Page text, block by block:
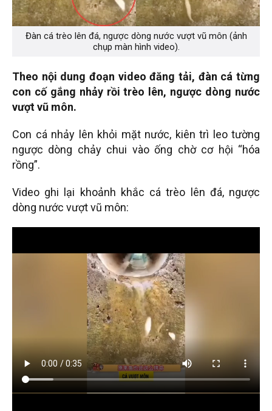
Đàn cá trèo lên đá, ngược dòng nước vượt vũ môn (ảnh
chụp màn hình video).
Theo nội dung đoạn video đăng tải, đàn cá từng
con cố gắng nhảy rồi trèo lên, ngược dòng nước
vượt vũ môn.
Con cá nhảy lên khỏi mặt nước, kiên trì leo tường
ngược dòng chảy chui vào ống chờ cơ hội “hóa
rồng”.
Video ghi lại khoảnh khắc cá trèo lên đá, ngược
dòng nước vượt vũ môn: